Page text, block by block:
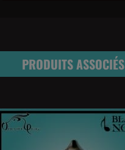
PRODUITS ASSOCIÉS